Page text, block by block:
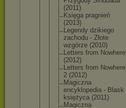
(2011)
Księga pragnień
(2013)
Legendy dzikiego
zachodu - Złote
wzgórze (2010)
Letters from Nowhere
(2012)
Letters from Nowhere
2 (2012)
Magiczna
encyklopedia - Blask
księżyca (2011)
Magiczna